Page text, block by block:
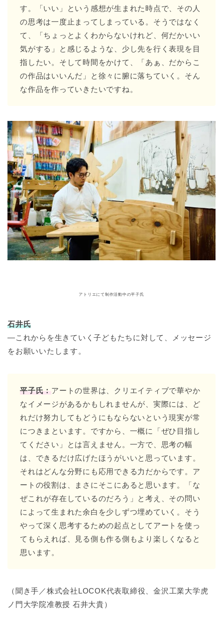
す。「いい」という感想が生まれた時点で、その人
の思考は一度止まってしまっている。そうではなく
て、「ちょっとよくわからないけれど、何だかいい
気がする」と感じるような、少し先を行く表現を目
指したい。そして時間をかけて、「あぁ、だからこ
の作品はいいんだ」と徐々に腑に落ちていく。そん
な作品を作っていきたいですね。
アトリエにて制作活動中の平子氏
石井氏
―これからを生きていく子どもたちに対して、メッセージ
をお願いいたします。
平子氏： アートの世界は、クリエイティブで華やか
なイメージがあるかもしれませんが、実際には、ど
れだけ努力してもどうにもならないという現実が常
につきまといます。ですから、一概に「ぜひ目指し
てください」とは言えません。一方で、思考の幅
は、できるだけ広げたほうがいいと思っています。
それはどんな分野にも応用できる力だからです。ア
ートの役割は、まさにそこにあると思います。「な
ぜこれが存在しているのだろう」と考え、その問い
によって生まれた余白を少しずつ埋めていく。そう
やって深く思考するための起点としてアートを使っ
てもらえれば、見る側も作る側もより楽しくなると
思います。
（聞き手／株式会社LOCOK代表取締役、金沢工業大学虎
ノ門大学院准教授 石井大貴）